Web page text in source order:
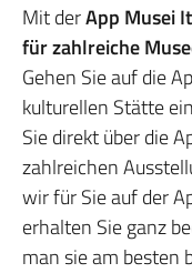
Mit derApp Musei
für zahlreiche
Gehen Sie auf die
kulturellen Stätte
Sie direkt über die
zahlreichen
wir für Sie auf der
erhalten Sie ganz
man sie am besten